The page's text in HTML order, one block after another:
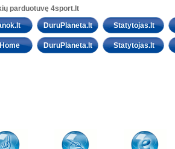
parduotuvę 4sport.lt
DuruPlaneta.lt Statytojas.lt
DuruPlaneta.lt Statytojas.lt